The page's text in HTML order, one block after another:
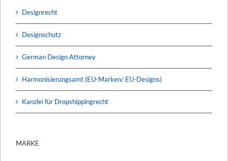
Designrecht
Designschutz
German Design Attorney
Harmonisierungsamt (EU-Marken/ EU-Designs)
Kanzlei für Dropshippingrecht
MARKE